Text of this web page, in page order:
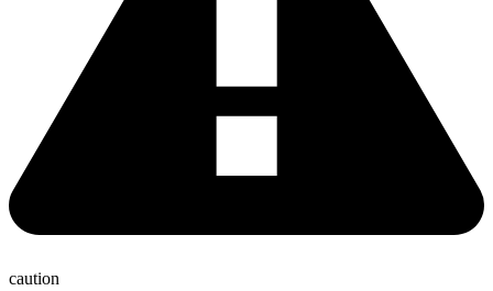
caution